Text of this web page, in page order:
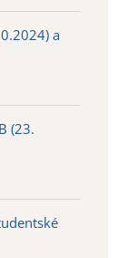
a
(23.